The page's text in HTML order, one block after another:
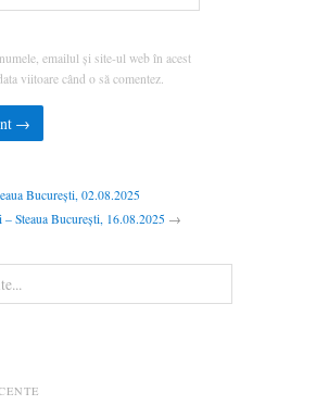
emailul și site-ul web în acest
viitoare când o să comentez.
București, 02.08.2025
Steaua București, 16.08.2025 →